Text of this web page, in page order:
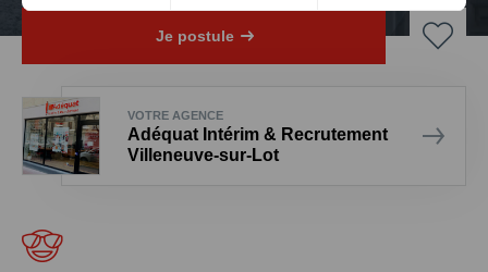
Je postule
VOTRE AGENCE
Adéquat Intérim & Recrutement
Villeneuve-sur-Lot